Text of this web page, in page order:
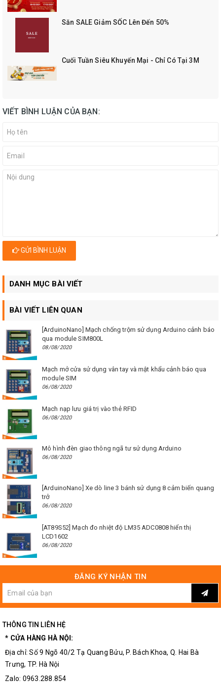
Săn SALE Giảm SỐC Lên Đến 50%
Cuối Tuần Siêu Khuyến Mại - Chỉ Có Tại 3M
VIẾT BÌNH LUẬN CỦA BẠN:
GỬI BÌNH LUẬN
DANH MỤC BÀI VIẾT
BÀI VIẾT LIÊN QUAN
[ArduinoNano] Mạch chống trộm sử dụng Arduino cảnh báo
qua module SIM800L
08/08/2020
Mạch mở cửa sử dụng vân tay và mật khẩu cảnh báo qua
module SIM
06/08/2020
Mạch nạp lưu giá trị vào thẻ RFID
06/08/2020
Mô hình đèn giao thông ngã tư sử dụng Arduino
06/08/2020
[ArduinoNano] Xe dò line 3 bánh sử dụng 8 cảm biến quang
trở
06/08/2020
[AT89S52] Mạch đo nhiệt độ LM35 ADC0808 hiển thị
LCD1602
06/08/2020
ĐĂNG KÝ NHẬN TIN
THÔNG TIN LIÊN HỆ
* CỬA HÀNG HÀ NỘI:
Địa chỉ: Số 9 Ngõ 40/2 Tạ Quang Bửu, P. Bách Khoa, Q. Hai Bà
Trưng, TP. Hà Nội
Zalo: 0963.288.854